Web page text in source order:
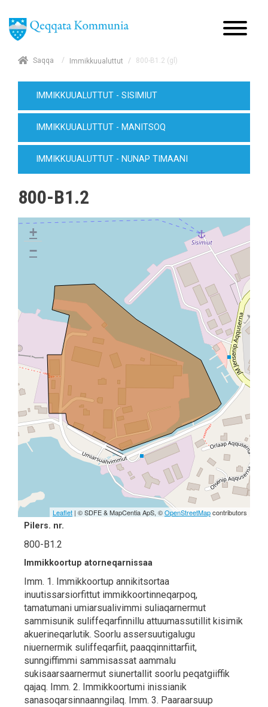
Saqqa / Immikkuualuttut / 800-B1.2 (gl)
IMMIKKUUALUTTUT - SISIMIUT
IMMIKKUUALUTTUT - MANITSOQ
IMMIKKUUALUTTUT - NUNAP TIMAANI
800-B1.2
+
−
Leaflet | © SDFE & MapCentia ApS, ©OpenStreetMapcontributors
Pilers. nr.
800-B1.2
Immikkoortup atorneqarnissaa
Imm. 1. Immikkoortup annikitsortaa
inuutissarsiorfittut immikkoortinneqarpoq,
tamatumani umiarsualivimmi suliaqarnermut
sammisunik suliffeqarfinnillu attuumassutillit kisimik
akuerineqarlutik. Soorlu assersuutigalugu
niuernermik suliffeqarfiit, paaqqinnittarfiit,
sunngiffimmi sammisassat aammalu
sukisaarsaarnermut siunertallit soorlu peqatgiiffik
qajaq. Imm. 2. Immikkoortumi inissianik
sanasoqarsinnaanngilaq. Imm. 3. Paaraarsuup